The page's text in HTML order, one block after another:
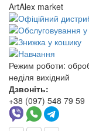
ArtAlex market
Режим роботи:
неділя вихідний
Дзвоніть:
+38 (097) 548 79 59